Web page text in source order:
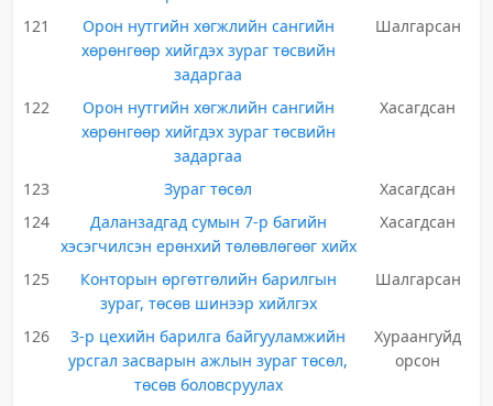
121
Орон нутгийн хөгжлийн сангийн
хөрөнгөөр хийгдэх зураг төсвийн
задаргаа
Шалгарсан
122
Орон нутгийн хөгжлийн сангийн
хөрөнгөөр хийгдэх зураг төсвийн
задаргаа
Хасагдсан
123 Зураг төсөл
Хасагдсан
124
Даланзадгад сумын 7-р багийн
хэсэгчилсэн ерөнхий төлөвлөгөөг хийх
Хасагдсан
125
Конторын өргөтгөлийн барилгын
зураг, төсөв шинээр хийлгэх
Шалгарсан
126
3-р цехийн барилга байгууламжийн
урсгал засварын ажлын зураг төсөл,
төсөв боловсруулах
Хураангуйд
орсон